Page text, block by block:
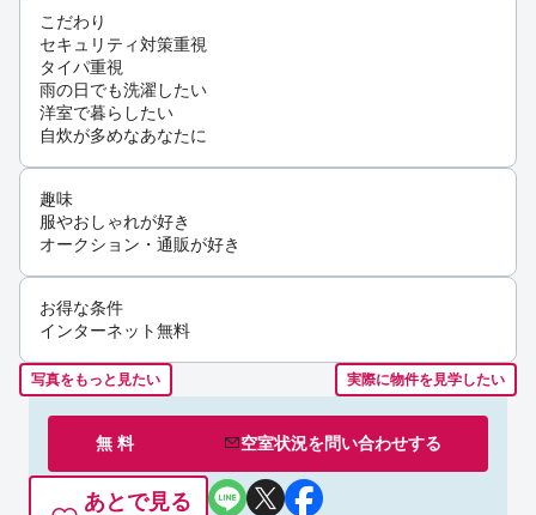
こだわり
セキュリティ対策重視
タイパ重視
雨の日でも洗濯したい
洋室で暮らしたい
自炊が多めなあなたに
趣味
服やおしゃれが好き
オークション・通販が好き
お得な条件
インターネット無料
写真をもっと見たい 実際に物件を見学したい
無 料 空室状況を問い合わせする
あとで見る